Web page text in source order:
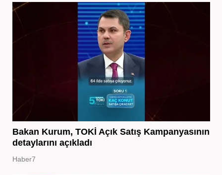
Bakan Kurum, TOKİ Açık Satış Kampanyasının
detaylarını açıkladı
Haber7